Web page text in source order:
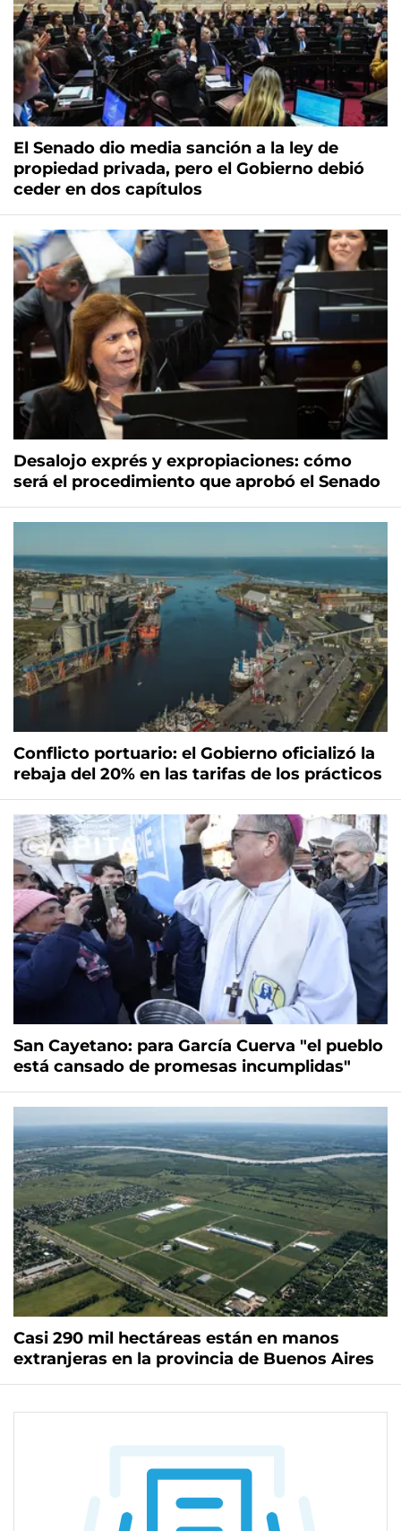
El Senado dio media sanción a la ley de
propiedad privada, pero el Gobierno debió
ceder en dos capítulos
Desalojo exprés y expropiaciones: cómo
será el procedimiento que aprobó el Senado
Conflicto portuario: el Gobierno oficializó la
rebaja del 20% en las tarifas de los prácticos
San Cayetano: para García Cuerva "el pueblo
está cansado de promesas incumplidas"
Casi 290 mil hectáreas están en manos
extranjeras en la provincia de Buenos Aires